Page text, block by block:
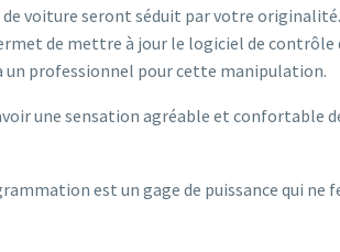
voiture seront séduit par votre originalité.
de mettre à jour le logiciel de contrôle
professionnel pour cette manipulation.
une sensation agréable et
est un gage de puissance qui